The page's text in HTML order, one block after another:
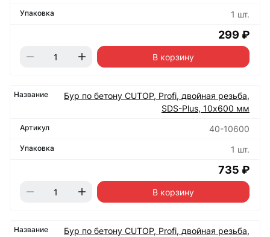
1 шт.
299 ₽
В корзину
Бур по бетону CUTOP, Profi, двойная резьба,
SDS-Plus, 10х600 мм
40-10600
1 шт.
735 ₽
В корзину
Бур по бетону CUTOP, Profi, двойная резьба,